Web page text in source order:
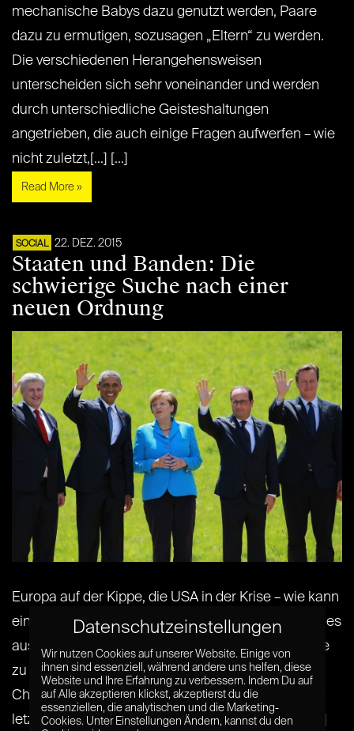
mechanische Babys dazu genutzt werden, Paare
dazu zu ermutigen, sozusagen „Eltern“ zu werden.
Die verschiedenen Herangehensweisen
unterscheiden sich sehr voneinander und werden
durch unterschiedliche Geisteshaltungen
angetrieben, die auch einige Fragen aufwerfen – wie
nicht zuletzt,[...] [...]
Read More »
SOCIAL 22. DEZ. 2015
Staaten und Banden: Die
schwierige Suche nach einer
neuen Ordnung
Europa auf der Kippe, die USA in der Krise – wie kann
eine neue Ordnung von Staaten in Zeiten des Krieges
aussehen? Um die Menschheit vor der Kriegsplage
zu schützen… . Diese Einleitungsworte aus der
Charta der Vereinigten Nationen schwirren mir seit
letzter Woche durch den Kopf. Oft wird geglaubt,[...]
Datenschutzeinstellungen
Wir nutzen Cookies auf unserer Website. Einige von
ihnen sind essenziell, während andere uns helfen, diese
Website und Ihre Erfahrung zu verbessern. Indem Du auf
auf Alle akzeptieren klickst, akzeptierst du die
essenziellen, die analytischen und die Marketing-
Cookies. Unter Einstellungen Ändern, kannst du den